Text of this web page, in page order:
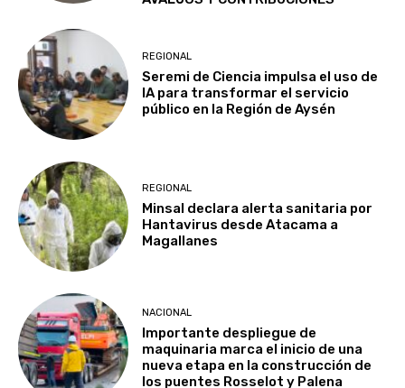
REGIONAL
Seremi de Ciencia impulsa el uso de
IA para transformar el servicio
público en la Región de Aysén
REGIONAL
Minsal declara alerta sanitaria por
Hantavirus desde Atacama a
Magallanes
NACIONAL
Importante despliegue de
maquinaria marca el inicio de una
nueva etapa en la construcción de
los puentes Rosselot y Palena